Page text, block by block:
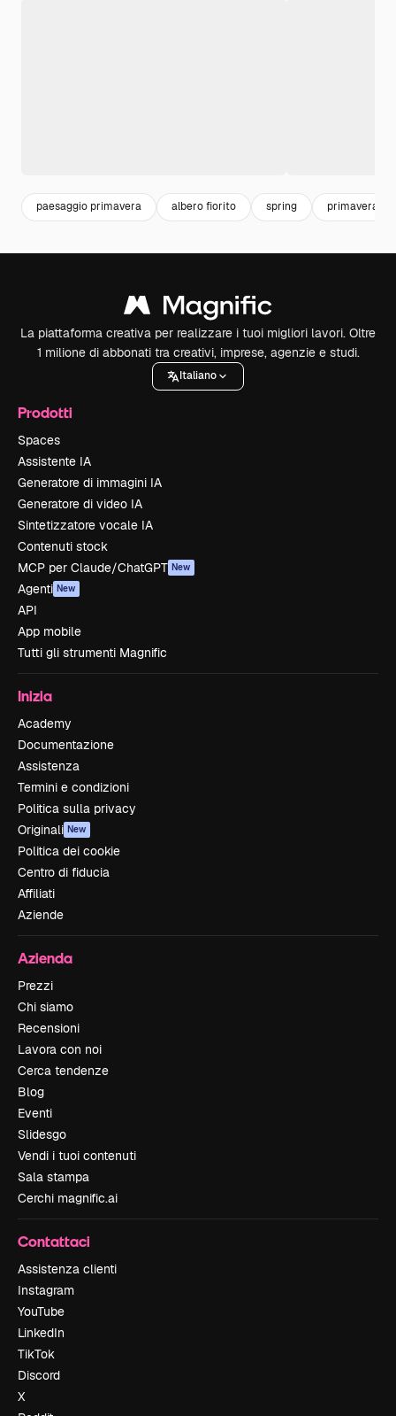
paesaggio primavera albero fiorito spring primavera
La piattaforma creativa per realizzare i tuoi migliori lavori. Oltre
1 milione di abbonati tra creativi, imprese, agenzie e studi.
Italiano
Prodotti
Spaces
Assistente IA
Generatore di immagini IA
Generatore di video IA
Sintetizzatore vocale IA
Contenuti stock
MCP per Claude/ChatGPT New
Agenti New
API
App mobile
Tutti gli strumenti Magnific
Inizia
Academy
Documentazione
Assistenza
Termini e condizioni
Politica sulla privacy
Originali New
Politica dei cookie
Centro di fiducia
Affiliati
Aziende
Azienda
Prezzi
Chi siamo
Recensioni
Lavora con noi
Cerca tendenze
Blog
Eventi
Slidesgo
Vendi i tuoi contenuti
Sala stampa
Cerchi magnific.ai
Contattaci
Assistenza clienti
Instagram
YouTube
LinkedIn
TikTok
Discord
X